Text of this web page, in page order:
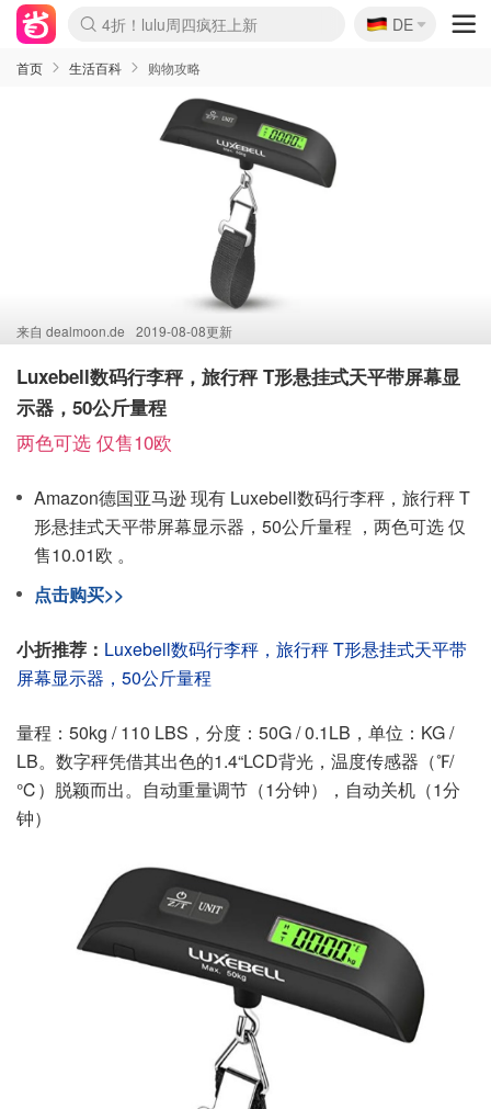
Boticinal 夏促开抢！
4折！lulu周四疯狂上新
还没结束！&OtherStories大促
Joybuy变相75折 随时失效
速领！Stanley独家85折
疑似霸哥！Camper额外叠85折
Zalando 奥莱闪促！每日更新
Moncler反季囤！5折起+叠9折
Coach Brooklyn仅€192
🇩🇪
DE
首页 生活百科 购物攻略
来自 dealmoon.de 2019-08-08更新
Luxebell数码行李秤，旅行秤 T形悬挂式天平带屏幕显
示器，50公斤量程
两色可选 仅售10欧
Amazon德国亚马逊 现有 Luxebell数码行李秤，旅行秤 T
形悬挂式天平带屏幕显示器，50公斤量程 ，两色可选 仅
售10.01欧 。
点击购买>>
小折推荐： Luxebell数码行李秤，旅行秤 T形悬挂式天平带
屏幕显示器，50公斤量程
量程：50kg / 110 LBS，分度：50G / 0.1LB，单位：KG /
LB。数字秤凭借其出色的1.4“LCD背光，温度传感器（℉/
℃）脱颖而出。自动重量调节（1分钟），自动关机（1分
钟）